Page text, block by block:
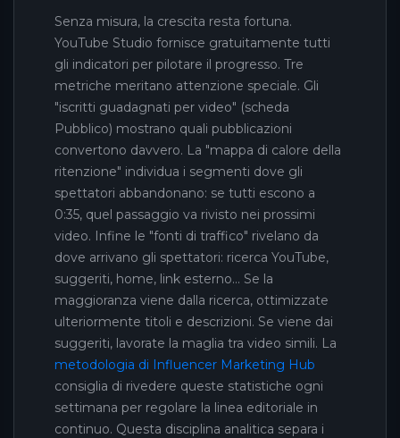
Senza misura, la crescita resta fortuna.
YouTube Studio fornisce gratuitamente tutti
gli indicatori per pilotare il progresso. Tre
metriche meritano attenzione speciale. Gli
"iscritti guadagnati per video" (scheda
Pubblico) mostrano quali pubblicazioni
convertono davvero. La "mappa di calore della
ritenzione" individua i segmenti dove gli
spettatori abbandonano: se tutti escono a
0:35, quel passaggio va rivisto nei prossimi
video. Infine le "fonti di traffico" rivelano da
dove arrivano gli spettatori: ricerca YouTube,
suggeriti, home, link esterno... Se la
maggioranza viene dalla ricerca, ottimizzate
ulteriormente titoli e descrizioni. Se viene dai
suggeriti, lavorate la maglia tra video simili. La
metodologia di Influencer Marketing Hub
consiglia di rivedere queste statistiche ogni
settimana per regolare la linea editoriale in
continuo. Questa disciplina analitica separa i